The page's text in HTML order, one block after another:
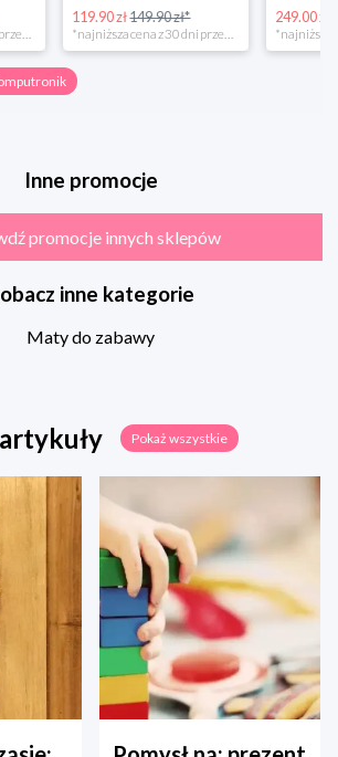
119.90 zł149.90 zł* 249.00 zł
Inne promocje
promocje innych sklepów
inne kategorie
Maty do zabawy
Pokaż wszystkie